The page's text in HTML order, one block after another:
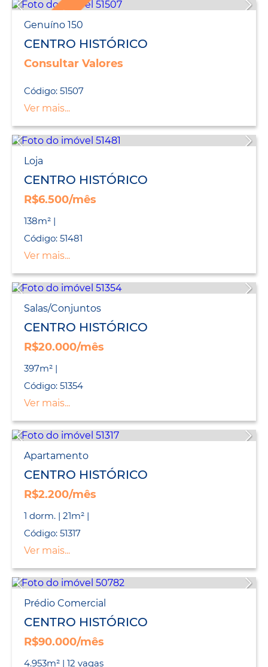
LANÇAMENTO
Genuíno 150
CENTRO HISTÓRICO
Consultar Valores
Código: 51507
Ver mais...
Loja
CENTRO HISTÓRICO
R$6.500/mês
138m² |
Código: 51481
Ver mais...
Salas/Conjuntos
CENTRO HISTÓRICO
R$20.000/mês
397m² |
Código: 51354
Ver mais...
Apartamento
CENTRO HISTÓRICO
R$2.200/mês
1 dorm. | 21m² |
Código: 51317
Ver mais...
Prédio Comercial
CENTRO HISTÓRICO
R$90.000/mês
4.953m² | 12 vagas